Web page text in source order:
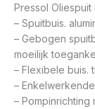
Pressol Oliespuit
– Spuitbuis.
– Gebogen
moeilijk
– Flexibele buis.
–
–